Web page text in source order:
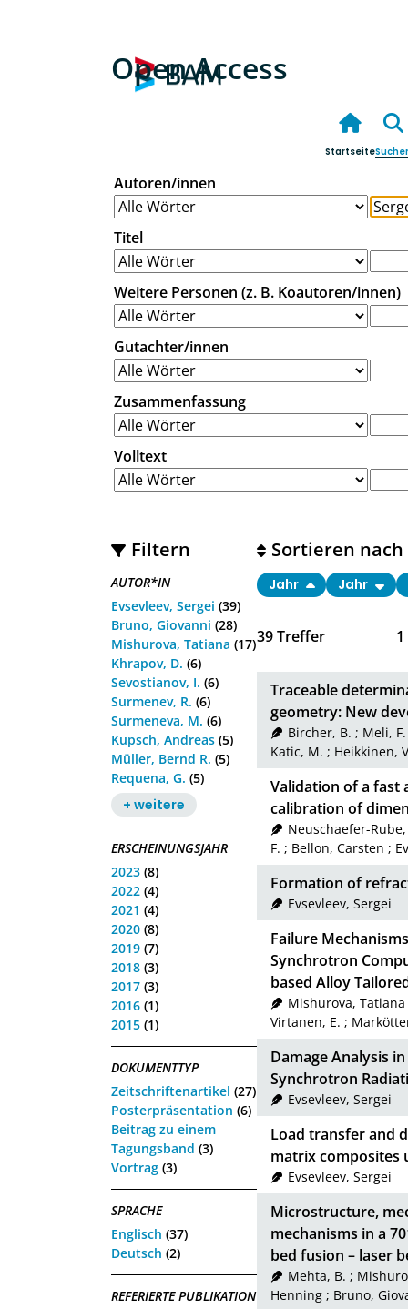
Open Access
Startseite
Autoren/innen
Titel
Weitere Personen (z. B. Koautoren/innen)
Gutachter/innen
Zusammenfassung
Volltext
Filtern
AUTOR*IN
Evsevleev, Sergei (39)
Bruno, Giovanni (28)
Mishurova, Tatiana (17)
Khrapov, D. (6)
Sevostianov, I. (6)
Surmenev, R. (6)
Surmeneva, M. (6)
Kupsch, Andreas (5)
Müller, Bernd R. (5)
Requena, G. (5)
+ weitere
ERSCHEINUNGSJAHR
2023 (8)
2022 (4)
2021 (4)
2020 (8)
2019 (7)
2018 (3)
2017 (3)
2016 (1)
2015 (1)
DOKUMENTTYP
Zeitschriftenartikel (27)
Posterpräsentation (6)
Beitrag zu einem
Tagungsband (3)
Vortrag (3)
SPRACHE
Englisch (37)
Deutsch (2)
REFERIERTE PUBLIKATION
39Treffer 1
Sortieren nach
Jahr Jahr
Traceable
geometry: New
Bircher, B. ; Meli, F.
Katic, M. ; Heikkinen,
Validation of a fast
calibration of
Neuschaefer-
F. ; Bellon, Carsten ;
Formation of
Evsevleev, Sergei
Failure
Synchrotron
based Alloy
Mishurova, Tatiana
Virtanen, E. ;
Damage Analysis
Synchrotron
Evsevleev, Sergei
Load transfer and
matrix composites
Evsevleev, Sergei
Microstructure,
mechanisms in a
bed fusion – laser
Mehta, B. ;
Henning ; Bruno,